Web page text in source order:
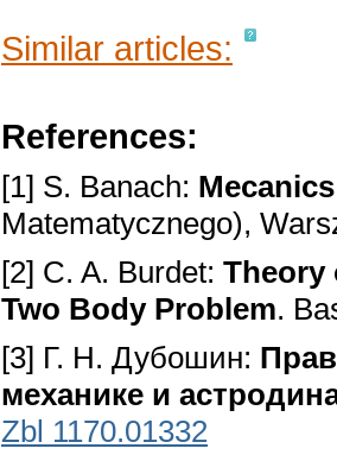
Similar articles:
References:
[1] S. Banach: Mecanics
Matematycznego),
[2] C. A. Burdet: Theory
Two Body Problem.
[3] Г. H. Дубошин:
механике и
Zbl 1170.01332